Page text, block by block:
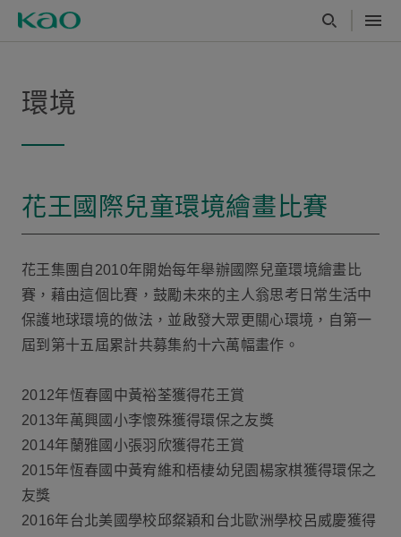
環境
花王國際兒童環境繪畫比賽
花王集團自2010年開始每年舉辦國際兒童環境繪畫比
賽，藉由這個比賽，鼓勵未來的主人翁思考日常生活中
保護地球環境的做法，並啟發大眾更關心環境，自第一
屆到第十五屆累計共募集約十六萬幅畫作。
2012年恆春國中黃裕荃獲得花王賞
2013年萬興國小李懷殊獲得環保之友獎
2014年蘭雅國小張羽欣獲得花王賞
2015年恆春國中黃宥維和梧棲幼兒園楊家棋獲得環保之
友獎
2016年台北美國學校邱粲穎和台北歐洲學校呂威慶獲得